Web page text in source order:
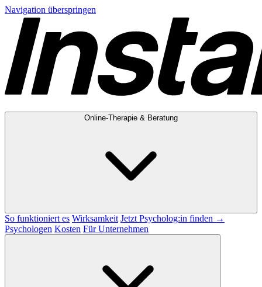
Navigation überspringen
Online-Therapie & Beratung
So funktioniert es Wirksamkeit Jetzt Psycholog:in finden →
Psychologen Kosten Für Unternehmen